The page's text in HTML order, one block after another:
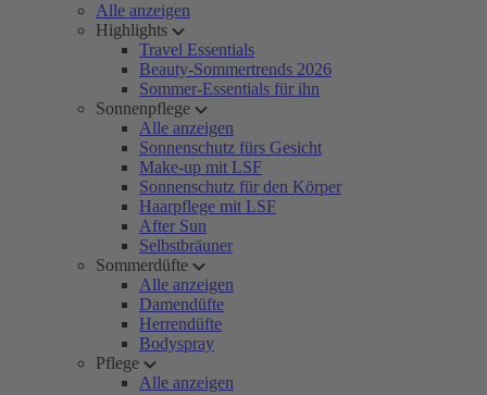
Alle anzeigen
Highlights
Travel Essentials
Beauty-Sommertrends 2026
Sommer-Essentials für ihn
Sonnenpflege
Alle anzeigen
Sonnenschutz fürs Gesicht
Make-up mit LSF
Sonnenschutz für den Körper
Haarpflege mit LSF
After Sun
Selbstbräuner
Sommerdüfte
Alle anzeigen
Damendüfte
Herrendüfte
Bodyspray
Pflege
Alle anzeigen